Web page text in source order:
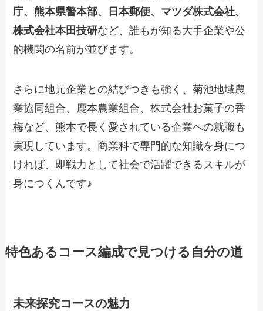
庁、熊本県警本部、日本郵便、マツダ株式会社、
株式会社本田技研など、誰もが知る大手企業や公
的機関の名前が並びます。
さらに地元企業との結びつきも強く、菊池地域農
業協同組合、鹿本農業組合、株式会社お菓子の香
梅など、熊本で長く愛されている企業への就職も
実現しています。商業科で専門的な知識を身につ
ければ、即戦力として社会で活躍できるスキルが
身につくんです♪
特色あるコース編成で見つける自分の道
未来探究コースの魅力